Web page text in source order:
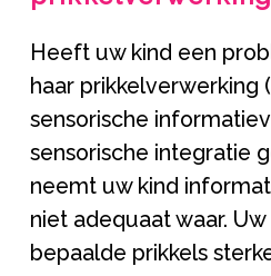
Heeft uw kind een
haar prikkelverwerking
sensorische
sensorische integratie
neemt uw kind
niet adequaat waar.
bepaalde prikkels